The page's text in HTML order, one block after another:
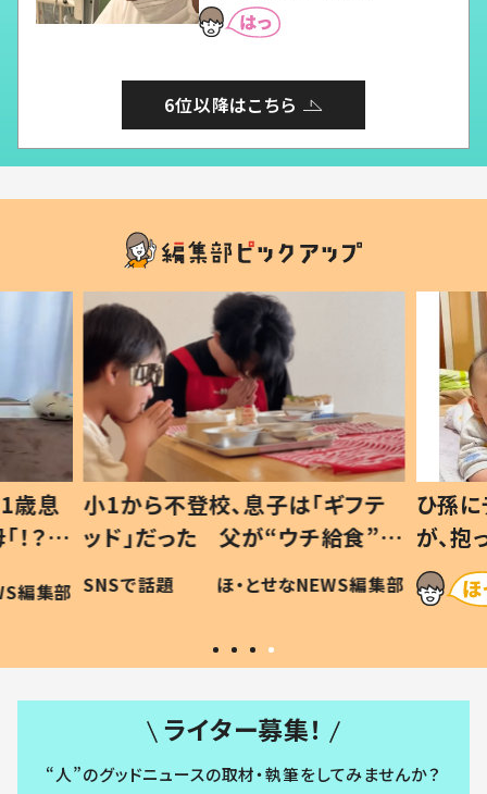
6位以降はこちら
歳息
？」
編集部
小1から不登校、息子は「ギフテ
ッド」だった 父が“ウチ給食”を
作り続ける理由とは #令和の親
#令和の子
SNSで話題 ほ・とせなNEWS編集部
ひ孫
が、
「涙が
い」
ライター募集！
“人”のグッドニュースの取材・執筆をしてみませんか？